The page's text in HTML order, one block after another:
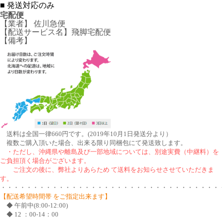
■ 発送対応のみ
宅配便
【業者】 佐川急便
【配送サービス名】飛脚宅配便
【備考】
送料は全国一律660円です。(2019年10月1日発送分より）
複数ご購入頂いた場合、出来る限り同梱包にて発送致します。
・ただし、沖縄県や離島及び一部地域については、別途実費（中継料）を
ご負担頂く場合がございます。
ご注文の後に、弊社よりあらため て送料をお知らせさせていただきま
す。
・・・・・・・・・・・・・・・・・・・・・・・・・・・・・・・・・
【配送希望時間帯 をご指定出来ます】
◆ 午前中(8:00-12:00)
◆ 12 ：00-14：00